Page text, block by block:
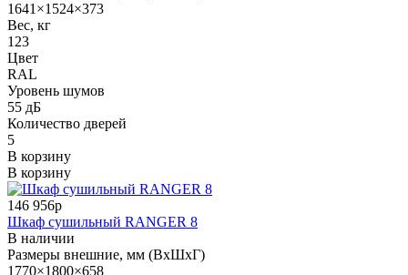
1641×1524×373
Вес, кг
123
Цвет
RAL
Уровень шумов
55 дБ
Количество дверей
5
В корзину
В корзину
146 956р
Шкаф сушильный RANGER 8
В наличии
Размеры внешние, мм (ВхШхГ)
1770×1800×658